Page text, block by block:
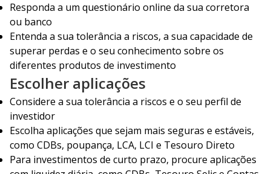
Responda a um questionário online da sua corretora
ou banco
Entenda a sua tolerância a riscos, a sua capacidade de
superar perdas e o seu conhecimento sobre os
diferentes produtos de investimento
Escolher aplicações
Considere a sua tolerância a riscos e o seu perfil de
investidor
Escolha aplicações que sejam mais seguras e estáveis,
como CDBs, poupança, LCA, LCI e Tesouro Direto
Para investimentos de curto prazo, procure aplicações